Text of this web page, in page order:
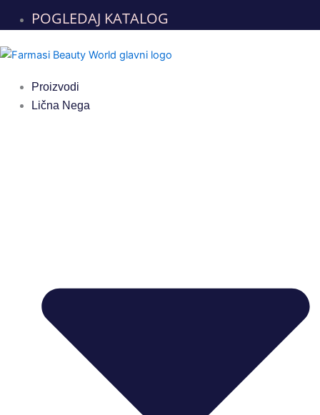
POGLEDAJ KATALOG
Proizvodi
Lična Nega